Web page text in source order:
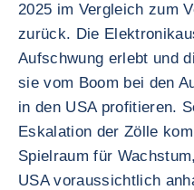
2025 im Vergleich zum
zurück. Die
Aufschwung erlebt und
sie vom Boom bei den
in den USA profitieren.
Eskalation der Zölle
Spielraum für
USA voraussichtlich